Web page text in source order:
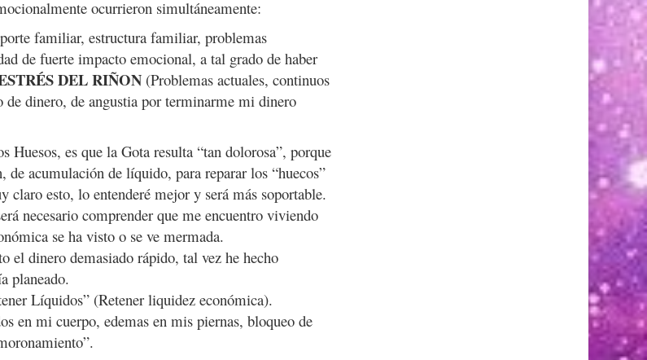
ocurrieron simultáneamente:
familiar, estructura familiar, problemas
de fuerte impacto emocional, a tal grado de haber
DEL RIÑON (Problemas actuales, continuos
dinero, de angustia por terminarme mi dinero
Huesos, es que la Gota resulta “tan dolorosa”, porque
de acumulación de líquido, para reparar los “huecos”
claro esto, lo entenderé mejor y será más soportable.
necesario comprender que me encuentro viviendo
se ha visto o se ve mermada.
el dinero demasiado rápido, tal vez he hecho
planeado.
Líquidos” (Retener liquidez económica).
en mi cuerpo, edemas en mis piernas, bloqueo de